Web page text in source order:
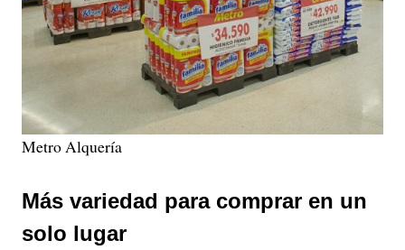
Metro Alquería
Más variedad para comprar en un
solo lugar